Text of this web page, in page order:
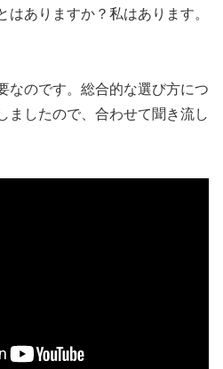
はありますか？私はあります。
なのです。総合的な選び方につ
ましたので、合わせて聞き流し